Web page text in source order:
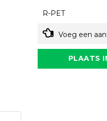
R-PET
Voeg een
PLAATS